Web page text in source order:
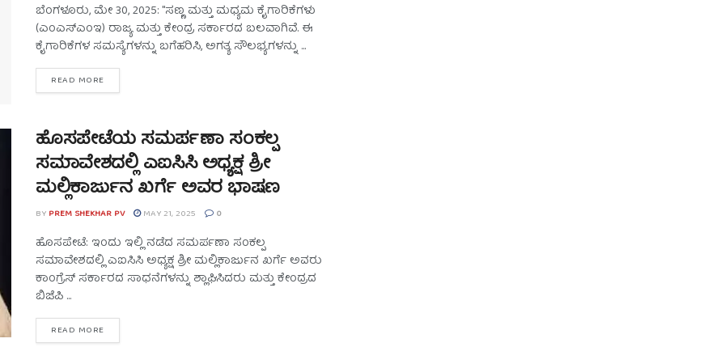
ಬೆಂಗಳೂರು, ಮೇ 30, 2025: "ಸಣ್ಣ ಮತ್ತು ಮಧ್ಯಮ ಕೈಗಾರಿಕೆಗಳು
(ಎಂಎಸ್‌ಎಂಇ) ರಾಜ್ಯ ಮತ್ತು ಕೇಂದ್ರ ಸರ್ಕಾರದ ಬಲವಾಗಿವೆ. ಈ
ಕೈಗಾರಿಕೆಗಳ ಸಮಸ್ಯೆಗಳನ್ನು ಬಗೆಹರಿಸಿ, ಅಗತ್ಯ ಸೌಲಭ್ಯಗಳನ್ನು ...
READ MORE
ಹೊಸಪೇಟೆಯ ಸಮರ್ಪಣಾ ಸಂಕಲ್ಪ
ಸಮಾವೇಶದಲ್ಲಿ ಎಐಸಿಸಿ ಅಧ್ಯಕ್ಷ ಶ್ರೀ
ಮಲ್ಲಿಕಾರ್ಜುನ ಖರ್ಗೆ ಅವರ ಭಾಷಣ
BY PREM SHEKHAR PV MAY 21, 2025 0
ಹೊಸಪೇಟೆ: ಇಂದು ಇಲ್ಲಿ ನಡೆದ ಸಮರ್ಪಣಾ ಸಂಕಲ್ಪ
ಸಮಾವೇಶದಲ್ಲಿ ಎಐಸಿಸಿ ಅಧ್ಯಕ್ಷ ಶ್ರೀ ಮಲ್ಲಿಕಾರ್ಜುನ ಖರ್ಗೆ ಅವರು
ಕಾಂಗ್ರೆಸ್ ಸರ್ಕಾರದ ಸಾಧನೆಗಳನ್ನು ಶ್ಲಾಘಿಸಿದರು ಮತ್ತು ಕೇಂದ್ರದ
ಬಿಜೆಪಿ ...
READ MORE